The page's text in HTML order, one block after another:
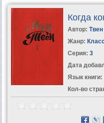
Когда
Автор:
Жанр:
Серия: 3
Дата
Язык книги:
Кол-во